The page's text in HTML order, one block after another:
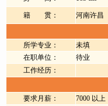
籍 贯： 河南许昌
所学专业：
未填
在职单位：
待业
工作经历：
要求月薪：
7000 以上